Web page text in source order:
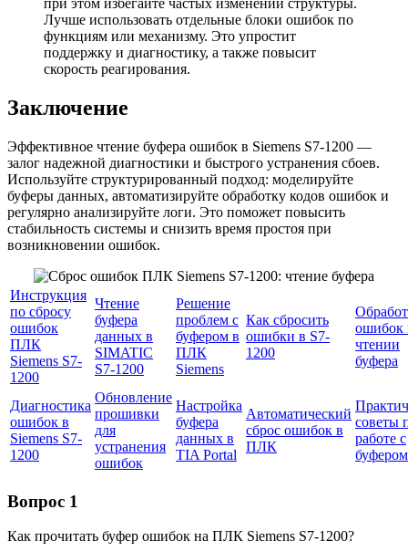
при этом избегайте частых изменений структуры.
Лучше использовать отдельные блоки ошибок по
функциям или механизму. Это упростит
поддержку и диагностику, а также повысит
скорость реагирования.
Заключение
Эффективное чтение буфера ошибок в Siemens S7-1200 —
залог надежной диагностики и быстрого устранения сбоев.
Используйте структурированный подход: моделируйте
буферы данных, автоматизируйте обработку кодов ошибок и
регулярно анализируйте логи. Это поможет повысить
стабильность системы и снизить время простоя при
возникновении ошибок.
Инструкция
по сбросу
ошибок
ПЛК
Siemens S7-
1200
Чтение
буфера
данных в
SIMATIC
S7-1200
Решение
проблем с
буфером в
ПЛК
Siemens
Как сбросить
ошибки в S7-
1200
ошибок
чтении
буфера
Диагностика
ошибок в
Siemens S7-
1200
Обновление
прошивки
для
устранения
ошибок
Настройка
буфера
данных в
TIA Portal
Автоматический
сброс ошибок в
ПЛК
советы
работе с
буфером
Вопрос 1
Как прочитать буфер ошибок на ПЛК Siemens S7-1200?